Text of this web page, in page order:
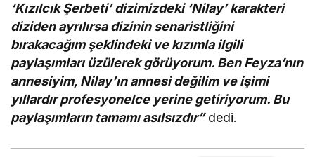
‘Kızılcık Şerbeti’ dizimizdeki ‘Nilay’ karakteri
diziden ayrılırsa dizinin senaristliğini
bırakacağım şeklindeki ve kızımla ilgili
paylaşımları üzülerek görüyorum. Ben Feyza’nın
annesiyim, Nilay’ın annesi değilim ve işimi
yıllardır profesyonelce yerine getiriyorum. Bu
paylaşımların tamamı asılsızdır”dedi.